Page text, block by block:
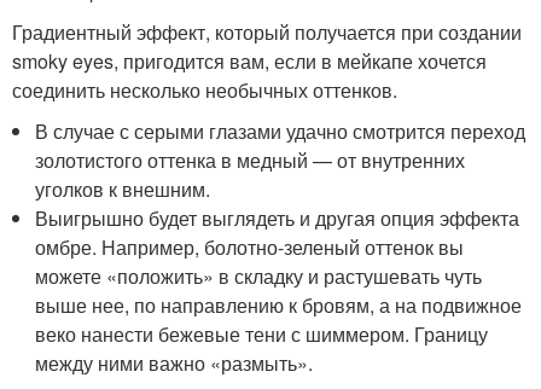
Градиентный эффект, который получается при создании
smoky eyes, пригодится вам, если в мейкапе хочется
соединить несколько необычных оттенков.
В случае с серыми глазами удачно смотрится переход
золотистого оттенка в медный — от внутренних
уголков к внешним.
Выигрышно будет выглядеть и другая опция эффекта
омбре. Например, болотно-зеленый оттенок вы
можете «положить» в складку и растушевать чуть
выше нее, по направлению к бровям, а на подвижное
веко нанести бежевые тени с шиммером. Границу
между ними важно «размыть».